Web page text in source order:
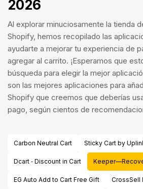
2026
Al explorar minuciosamente la tienda
Shopify, hemos recopilado las
ayudarte a mejorar tu experiencia de
agregar al carrito. ¡Esperamos que
búsqueda para elegir la mejor
son las mejores aplicaciones para
Shopify que creemos que deberías
pago, según cientos de
Carbon Neutral Cart Sticky Cart by
Dcart ‑ Discount in Cart
EG Auto Add to Cart Free Gift CrossSell